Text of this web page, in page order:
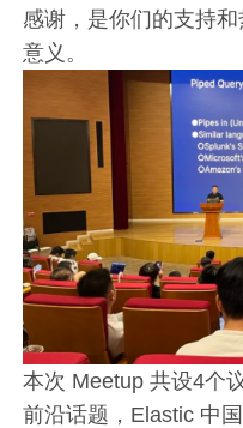
感谢，是你们的支持
意义。
本次 Meetup 共设4个
前沿话题，Elastic 中